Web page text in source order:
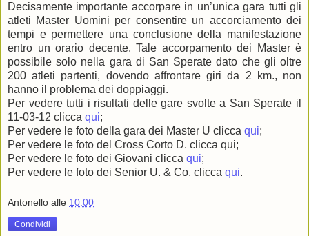
Decisamente importante accorpare in un’unica gara tutti gli
atleti Master Uomini per consentire un accorciamento dei
tempi e permettere una conclusione della manifestazione
entro un orario decente. Tale accorpamento dei Master è
possibile solo nella gara di San Sperate dato che gli oltre
200 atleti partenti, dovendo affrontare giri da 2 km., non
hanno il problema dei doppiaggi.
Per vedere tutti i risultati delle gare svolte a San Sperate il
11-03-12 clicca qui;
Per vedere le foto della gara dei Master U clicca qui;
Per vedere le foto del Cross Corto D. clicca qui;
Per vedere le foto dei Giovani clicca qui;
Per vedere le foto dei Senior U. & Co. clicca qui.
Antonello alle 10:00
Condividi